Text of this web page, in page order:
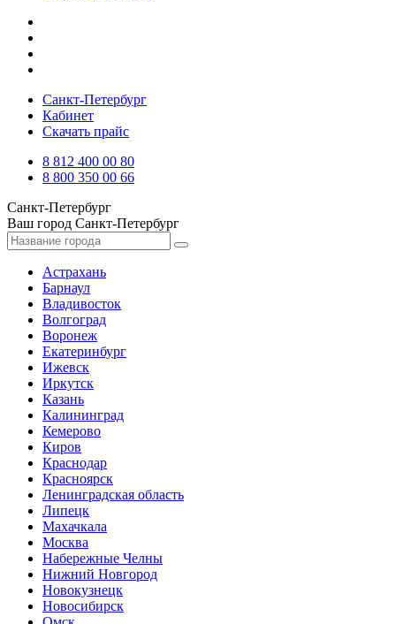
Санкт-Петербург
Кабинет
Скачать прайс
8 812 400 00 80
8 800 350 00 66
Санкт-Петербург
Ваш город Санкт-Петербург
Астрахань
Барнаул
Владивосток
Волгоград
Воронеж
Екатеринбург
Ижевск
Иркутск
Казань
Калининград
Кемерово
Киров
Краснодар
Красноярск
Ленинградская область
Липецк
Махачкала
Москва
Набережные Челны
Нижний Новгород
Новокузнецк
Новосибирск